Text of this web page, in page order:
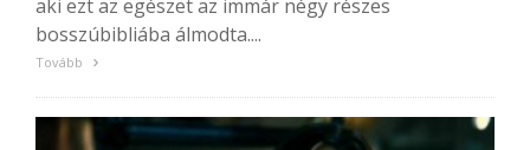
aki ezt az egészet az immár négy részes
bosszúbibliába álmodta....
Tovább